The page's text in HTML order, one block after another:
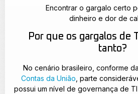
Encontrar o gargalo certo
dinheiro e dor de
Por que os gargalos de
tanto?
No cenário brasileiro, conforme
Contas da União , parte
possui um nível de governança de